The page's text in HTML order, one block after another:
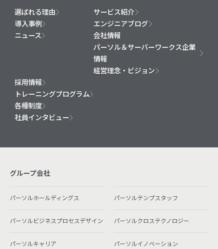
選ばれる理由
サービス紹介
導入事例
エンジニアブログ
ニュース
会社情報
パーソル＆サーバーワークス企業
情報
経営理念・ビジョン
採用情報
トレーニングプログラム
各種制度
社員インタビュー
グループ会社
パーソルホールディングス パーソルテンプスタッフ
パーソルビジネスプロセスデザイン パーソルクロステクノロジー
パーソルキャリア パーソルイノベーション